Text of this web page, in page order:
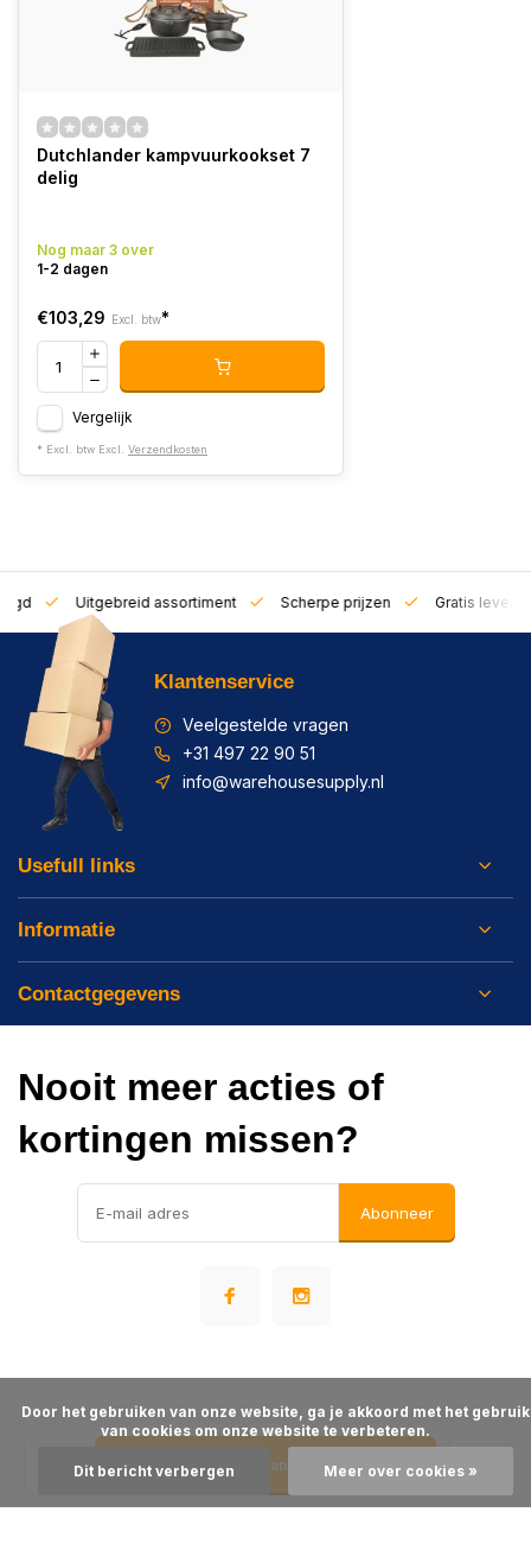
Toevoegen aan winkelwagen
Dutchlander kampvuurkookset 7
delig
Nog maar 3 over
1-2 dagen
€103,29 Excl. btw*
Vergelijk
* Excl. btw Excl. Verzendkosten
Uitgebreid assortiment Scherpe prijzen Gratis
Klantenservice
Veelgestelde vragen
+31 497 22 90 51
info@warehousesupply.nl
Usefull links
Informatie
Contactgegevens
Nooit meer acties of
kortingen missen?
Abonneer
Algemene voorwaarden Disclaimer Privacy Policy Sitemap
© Warehousesupply- Theme made byWebdinge
van cookies om onze website te verbeteren.
Dit bericht verbergen Meer over cookies »